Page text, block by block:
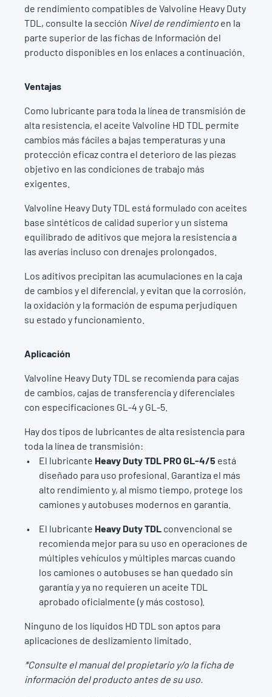
de rendimiento compatibles de Valvoline Heavy Duty
TDL, consulte la sección Nivel de rendimiento en la
parte superior de las fichas de Información del
producto disponibles en los enlaces a continuación.
Ventajas
Como lubricante para toda la línea de transmisión de
alta resistencia, el aceite Valvoline HD TDL permite
cambios más fáciles a bajas temperaturas y una
protección eficaz contra el deterioro de las piezas
objetivo en las condiciones de trabajo más
exigentes.
Valvoline Heavy Duty TDL está formulado con aceites
base sintéticos de calidad superior y un sistema
equilibrado de aditivos que mejora la resistencia a
las averías incluso con drenajes prolongados.
Los aditivos precipitan las acumulaciones en la caja
de cambios y el diferencial, y evitan que la corrosión,
la oxidación y la formación de espuma perjudiquen
su estado y funcionamiento.
Aplicación
Valvoline Heavy Duty TDL se recomienda para cajas
de cambios, cajas de transferencia y diferenciales
con especificaciones GL-4 y GL-5.
Hay dos tipos de lubricantes de alta resistencia para
toda la línea de transmisión:
El lubricante Heavy Duty TDL PRO GL-4/5 está
diseñado para uso profesional. Garantiza el más
alto rendimiento y, al mismo tiempo, protege los
camiones y autobuses modernos en garantía.
El lubricante Heavy Duty TDL convencional se
recomienda mejor para su uso en operaciones de
múltiples vehículos y múltiples marcas cuando
los camiones o autobuses se han quedado sin
garantía y ya no requieren un aceite TDL
aprobado oficialmente (y más costoso).
Ninguno de los líquidos HD TDL son aptos para
aplicaciones de deslizamiento limitado.
*Consulte el manual del propietario y/o la ficha de
información del producto antes de su uso.